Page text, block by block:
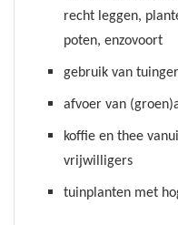
recht leggen,
poten, enzovoort
gebruik van
afvoer van
koffie en thee
vrijwilligers
tuinplanten met